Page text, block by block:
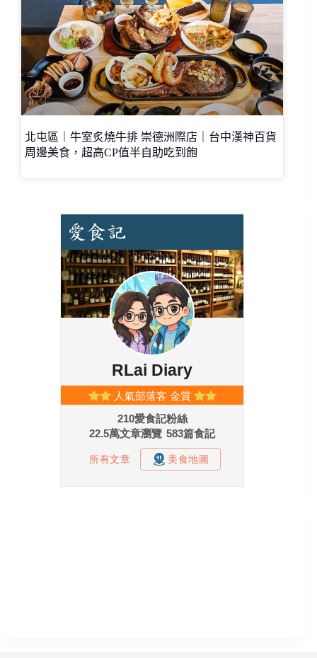
北屯區｜牛室炙燒牛排 崇德洲際店｜台中漢神百貨
周邊美食，超高CP值半自助吃到飽